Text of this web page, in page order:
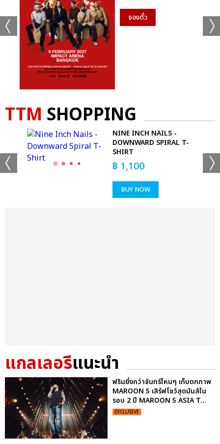
จองตั๋ว
TTM SHOPPING
NINE INCH NAILS -
DOWNWARD SPIRAL T-
SHIRT
฿ 1,100
BUY NOW
แกลเลอรีแนะนำ
ฟรินยิ่งกว่าจันทร์ไหนๆ เก็บตกภาพ
MAROON 5 เสิร์ฟโชว์สุดมันส์ใน
รอบ 2 ปี MAROON 5 ASIA T...
EXCLUSIVE